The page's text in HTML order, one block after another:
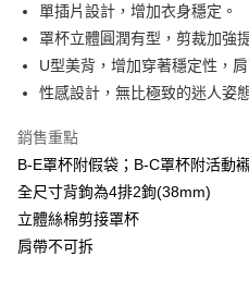
玉山商業銀行
台新國際商業銀行
台灣樂天信用卡公司
AFTEE先享後付
相關說明
【關於「AFTEE先享後付」】
便利好安心！
１．簡單：不需註冊會員、不需綁卡、
２．便利：只要手機號碼，簡訊認證，
３．安心：先確認商品／服務後，再付
【「AFTEE先享後付」結帳流程】
１．於結帳方式選擇「AFTEE先享後
運送方式
全家取貨付款-以PackAge+配客嘉
每筆NT$90，滿NT$1,000(含以上)
單插片設計，增加衣身穩定。
罩杯立體圓潤有型，剪裁加強
U型美背，增加穿著穩定性，
性感設計，無比極致的迷人姿
銷售重點
B-E罩杯附假袋；B-C罩杯附活動
全尺寸背鉤為4排2鉤(38mm)
立體絲棉剪接罩杯
肩帶不可拆